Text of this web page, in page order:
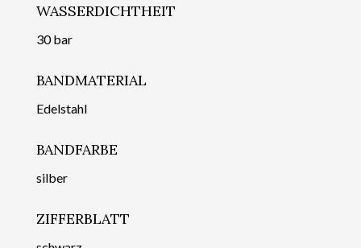
WASSERDICHTHEIT
30 bar
BANDMATERIAL
Edelstahl
BANDFARBE
silber
ZIFFERBLATT